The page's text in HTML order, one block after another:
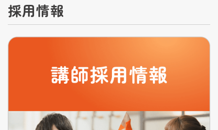
採用情報